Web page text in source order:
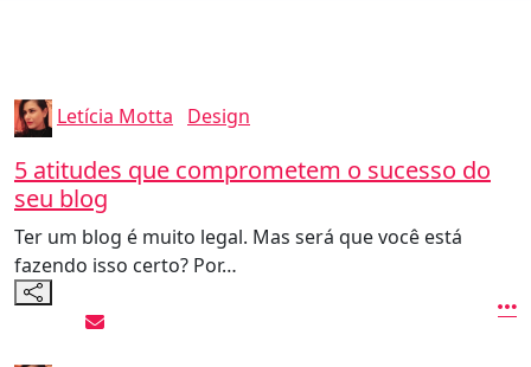
Letícia Motta Design
5 atitudes que comprometem o sucesso do
seu blog
Ter um blog é muito legal. Mas será que você está
fazendo isso certo? Por…